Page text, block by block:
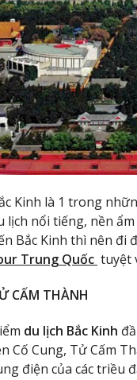
Kinh là 1 trong
lịch nổi tiếng, nền
Bắc Kinh thì nên đi
Trung Quốc tuyệt
CẤM THÀNH
du lịch Bắc Kinh
Cố Cung, Tử Cấm
điện của các triều